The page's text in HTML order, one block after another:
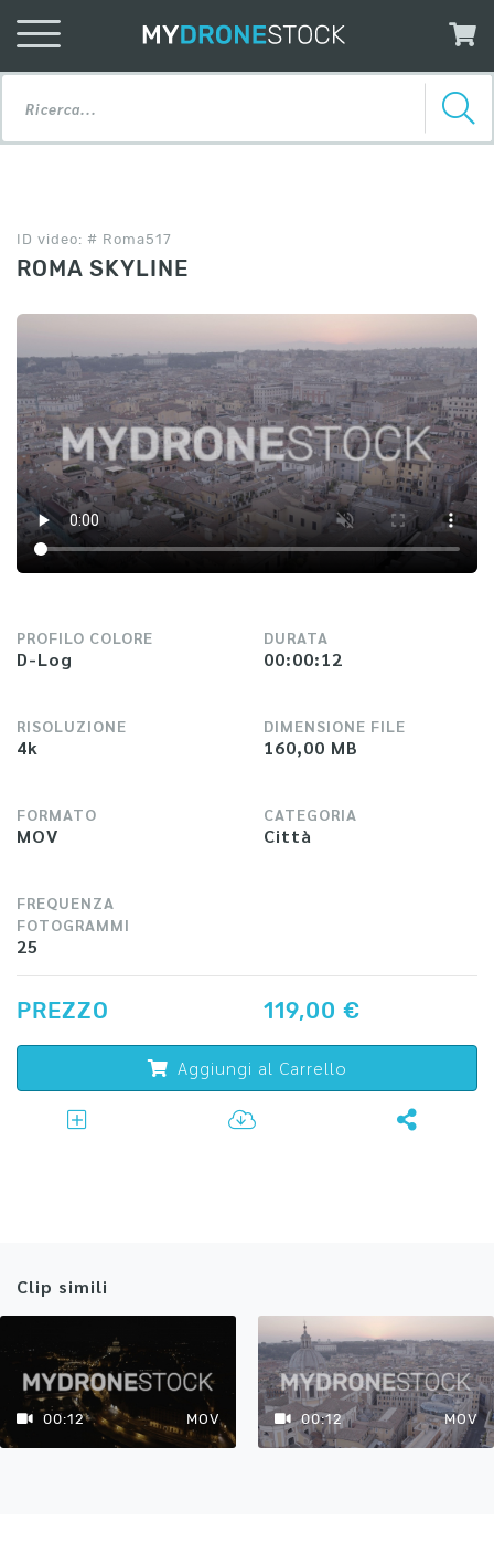
ID video: # Roma517
ROMA SKYLINE
PROFILO COLORE
D-Log
RISOLUZIONE
4k
FORMATO
MOV
FREQUENZA
FOTOGRAMMI
25
DURATA
00:00:12
DIMENSIONE FILE
160,00 MB
CATEGORIA
Città
PREZZO 119,00 €
Aggiungi al Carrello
Clip simili
00:12 MOV 00:12 MOV